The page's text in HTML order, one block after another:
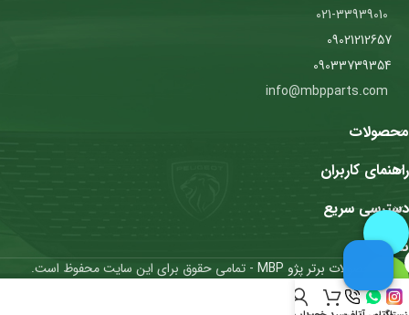
09021212657
09033739354
محصولات
راهنمای کاربران
دسترسی سریع
نمادها
محصولات برتر پژو MBP - تمامی حقوق برای این سایت محفوظ است.